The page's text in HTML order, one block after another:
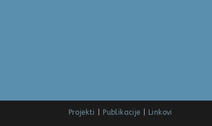
Projekti Publikacije Linkovi